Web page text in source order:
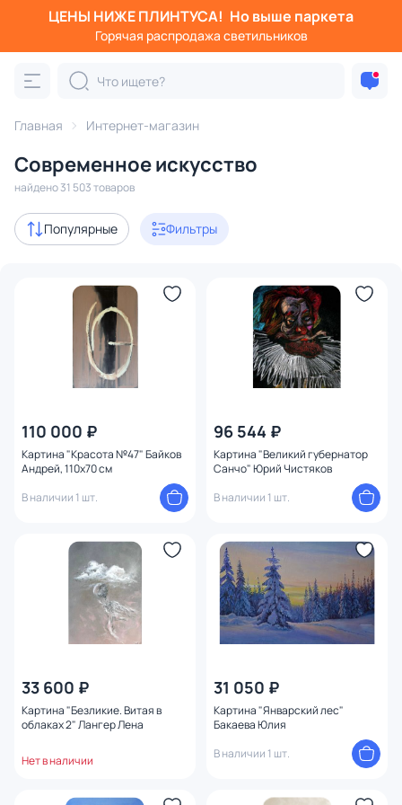
ЦЕНЫ НИЖЕ ПЛИНТУСА! Но выше паркета
Горячая распродажа светильников
Главная Интернет-магазин
Современное искусство
найдено 31 503 товаров
Популярные Фильтры
110 000 ₽
Картина "Красота №47" Байков
Андрей, 110х70 см
В наличии 1 шт.
96 544 ₽
Картина "Великий губернатор
Санчо" Юрий Чистяков
В наличии 1 шт.
33 600 ₽
Картина "Безликие. Витая в
облаках 2" Лангер Лена
Нет в наличии
31 050 ₽
Картина "Январский лес"
Бакаева Юлия
В наличии 1 шт.
Фильтры
Категория: Всё современное искусство
Картины
В наличии
Доставка
Стиль
Размер
Оформление
Глубина (см)
Автор